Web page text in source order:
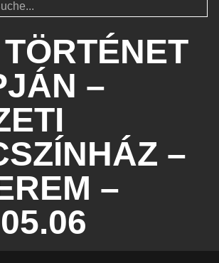
–
–
–